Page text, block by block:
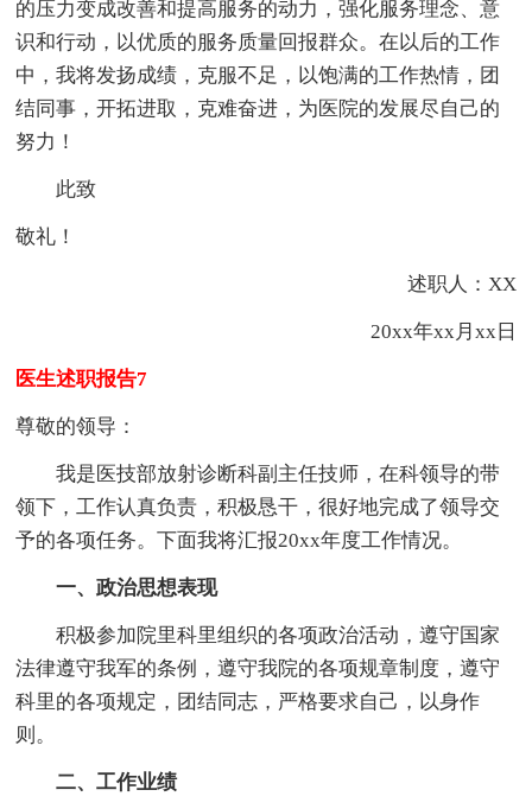
的压力变成改善和提高服务的动力，强化服务理念、意
识和行动，以优质的服务质量回报群众。在以后的工作
中，我将发扬成绩，克服不足，以饱满的工作热情，团
结同事，开拓进取，克难奋进，为医院的发展尽自己的
努力！
此致
敬礼！
述职人：XX
20xx年xx月xx日
医生述职报告7
尊敬的领导：
我是医技部放射诊断科副主任技师，在科领导的带
领下，工作认真负责，积极恳干，很好地完成了领导交
予的各项任务。下面我将汇报20xx年度工作情况。
一、政治思想表现
积极参加院里科里组织的各项政治活动，遵守国家
法律遵守我军的条例，遵守我院的各项规章制度，遵守
科里的各项规定，团结同志，严格要求自己，以身作
则。
二、工作业绩